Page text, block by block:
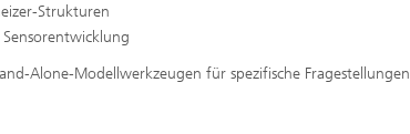
Strukturen
Alone-Modellwerkzeugen für spezifische Fragestellungen